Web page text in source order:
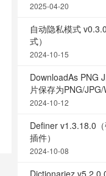
2025-04-20
自动隐私模式
式）
2024-10-15
DownloadAs PNG
片保存为PNG/JPG/
2024-10-12
Definer v1.3.18.0
插件）
2024-10-08
Dictionariez